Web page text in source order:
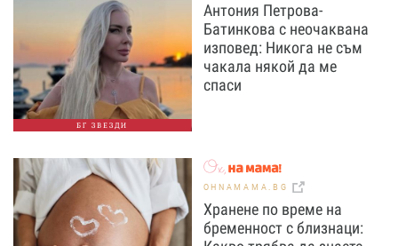
БГ ЗВЕЗДИ
Антония Петрова-
Батинкова с неочаквана
изповед: Никога не съм
чакала някой да ме
спаси
OHNAMAMA.BG
Хранене по време на
бременност с близнаци: